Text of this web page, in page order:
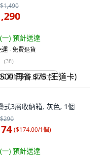
$1,490
一) 預計送達
∙ 免費退貨
(38)
再省 $75 (王道卡)
式3層收納箱, 灰色, 1個
$290
($174.00/1個)
一) 預計送達